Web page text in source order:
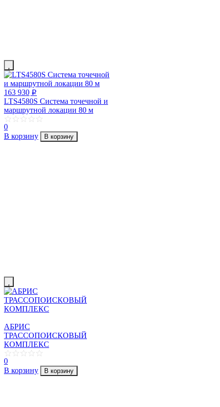
163 930 p
LTS4580S Система точечной и
маршрутной локации 80 м
0
В корзину
В корзину
АБРИС
ТРАССОПОИСКОВЫЙ
КОМПЛЕКС
0
В корзину
В корзину